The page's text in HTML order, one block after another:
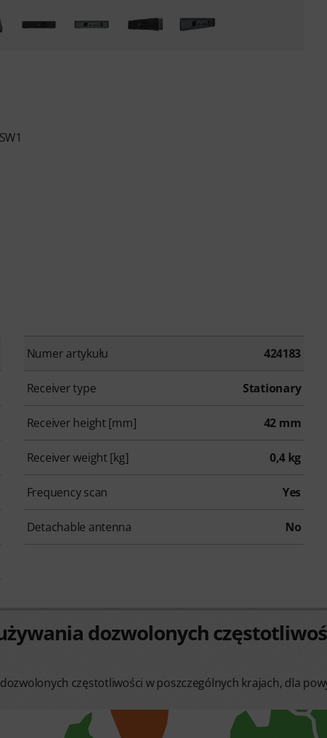
Numer artykułu 424183
Receiver type Stationary
Receiver height [mm] 42 mm
Receiver weight [kg] 0,4 kg
Frequency scan Yes
Detachable antenna No
dozwolonych
częstotliwości w poszczególnych krajach, dla